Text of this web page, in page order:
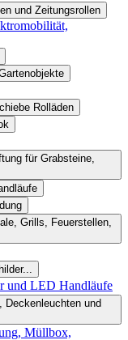
und Zeitungsrollen
Rolläden
für Grabsteine,
Grills, Feuerstellen,
und LED Handläufe
Deckenleuchten und
Müllbox,